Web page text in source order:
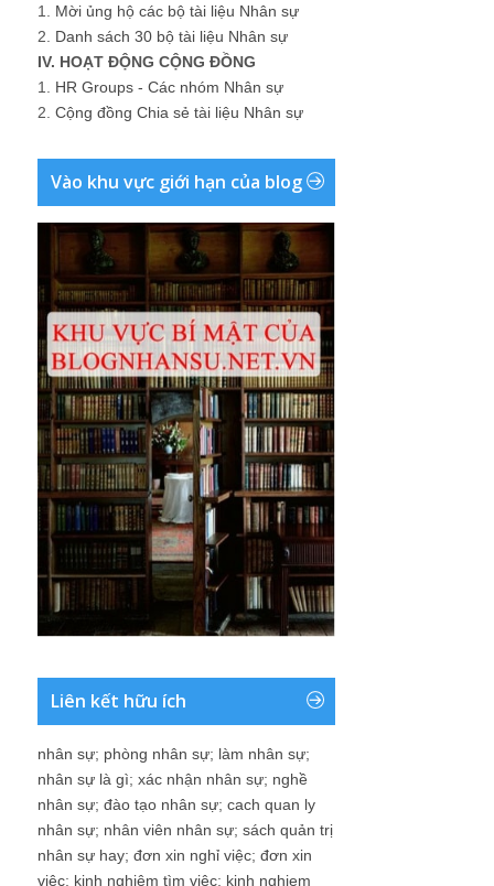
1. Mời ủng hộ các bộ tài liệu Nhân sự
2. Danh sách 30 bộ tài liệu Nhân sự
IV. HOẠT ĐỘNG CỘNG ĐỒNG
1. HR Groups - Các nhóm Nhân sự
2. Cộng đồng Chia sẻ tài liệu Nhân sự
Vào khu vực giới hạn của blog
Liên kết hữu ích
nhân sự; phòng nhân sự; làm nhân sự;
nhân sự là gì; xác nhận nhân sự; nghề
nhân sự; đào tạo nhân sự; cach quan ly
nhân sự; nhân viên nhân sự; sách quản trị
nhân sự hay; đơn xin nghỉ việc; đơn xin
việc; kinh nghiệm tìm việc; kinh nghiem